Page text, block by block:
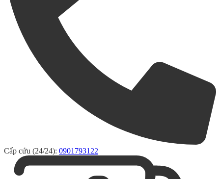
Cấp cứu (24/24): 0901793122